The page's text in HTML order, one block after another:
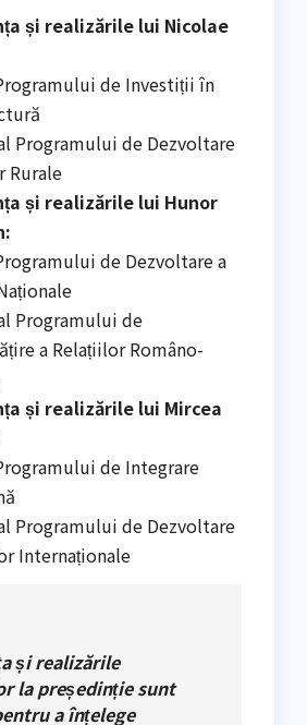
și realizările lui Nicolae
de Investiții în
Programului de Dezvoltare
Rurale
și realizările lui Hunor
de Dezvoltare a
Programului de
a Relațiilor Româno-
și realizările lui Mircea
de Integrare
Programului de Dezvoltare
Internaționale
și realizările
la președinție sunt
a înțelege